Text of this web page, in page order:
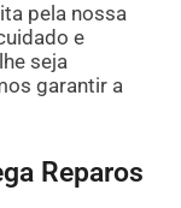
pela nossa
e
seja
garantir a
Reparos